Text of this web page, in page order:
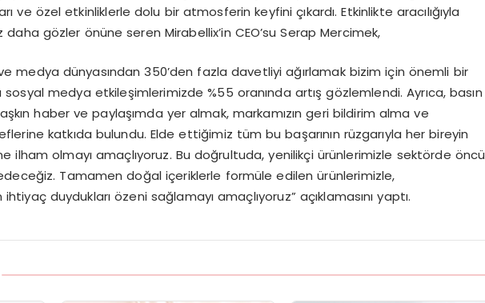
ve özel etkinliklerle dolu bir atmosferin keyfini çıkardı. Etkinlikte aracılığıyla
daha gözler önüne seren Mirabellix’in CEO’su Serap Mercimek,
medya dünyasından 350’den fazla davetliyi ağırlamak bizim için önemli bir
sosyal medya etkileşimlerimizde %55 oranında artış gözlemlendi. Ayrıca, basın
haber ve paylaşımda yer almak, markamızın geri bildirim alma ve
katkıda bulundu. Elde ettiğimiz tüm bu başarının rüzgarıyla her bireyin
ilham olmayı amaçlıyoruz. Bu doğrultuda, yenilikçi ürünlerimizle sektörde öncü
Tamamen doğal içeriklerle formüle edilen ürünlerimizle,
ihtiyaç duydukları özeni sağlamayı amaçlıyoruz” açıklamasını yaptı.